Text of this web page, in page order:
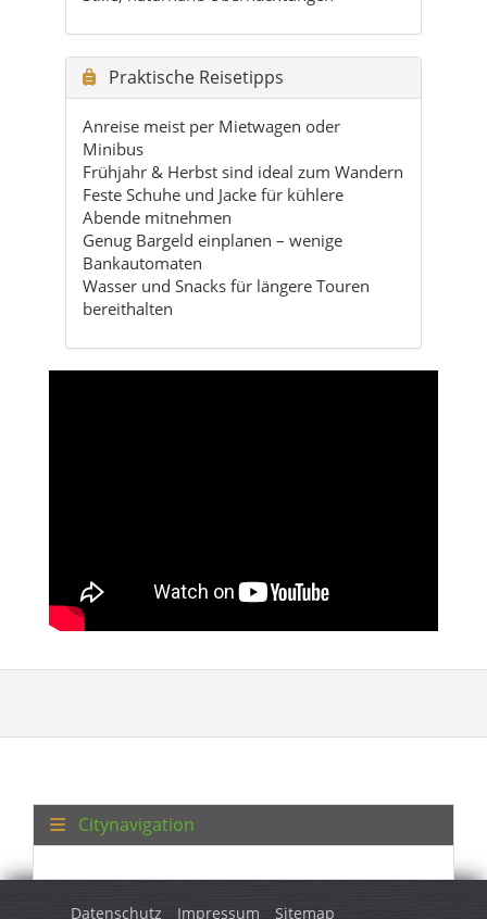
Anreise meist per Mietwagen oder
Minibus
Frühjahr & Herbst sind ideal zum Wandern
Feste Schuhe und Jacke für kühlere
Abende mitnehmen
Genug Bargeld einplanen – wenige
Bankautomaten
Wasser und Snacks für längere Touren
bereithalten
Datenschutz Impressum Sitemap
© 2026 Turkey Regional. Alle Rechte vorbehalten.